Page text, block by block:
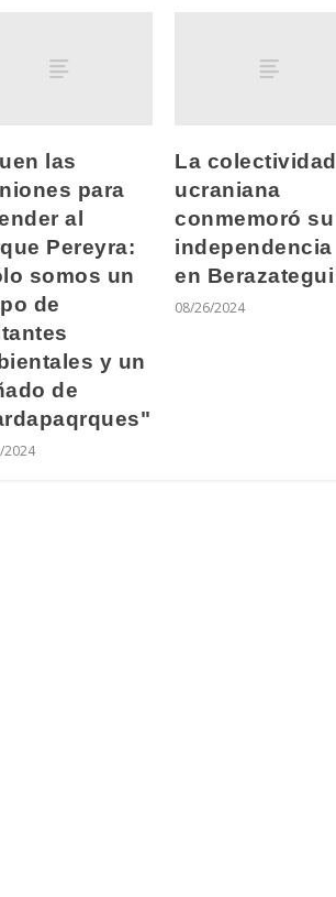
las
para
al
Pereyra:
somos un
de
y un
de
2024
La colectividad
ucraniana
conmemoró su
independencia
en Berazategui
08/26/2024